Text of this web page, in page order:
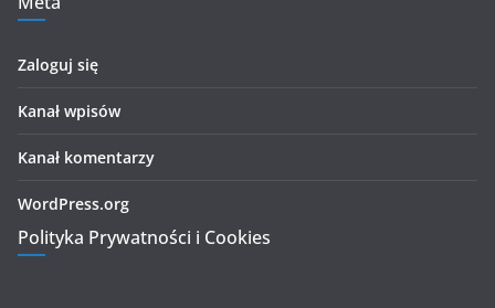
Zaloguj się
Kanał wpisów
Kanał komentarzy
WordPress.org
Polityka Prywatności i Cookies